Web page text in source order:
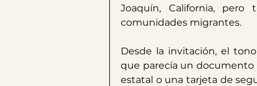
Joaquín, California,
comunidades migrantes.
Desde la invitación, el
que parecía un
estatal o una tarjeta de